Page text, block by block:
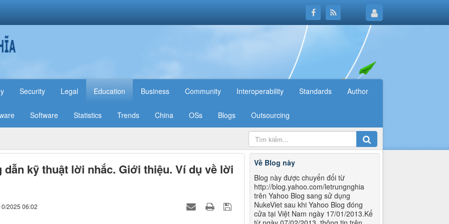
Security Legal Education Business Community Interoperability Standards Author
Software Statistics Trends China OSs Blogs Outsourcing
kỹ thuật lời nhắc. Giới thiệu. Ví dụ về lời
2025 06:02
Về Blog này
Blog này được chuyển đổi từ
http://blog.yahoo.com/letrungnghia
trên Yahoo Blog sang sử dụng
NukeViet sau khi Yahoo Blog đóng
cửa tại Việt Nam ngày 17/01/2013.Kể